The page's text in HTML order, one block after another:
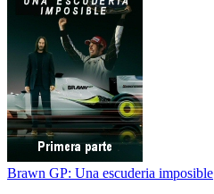
Brawn GP: Una escuderia imposible